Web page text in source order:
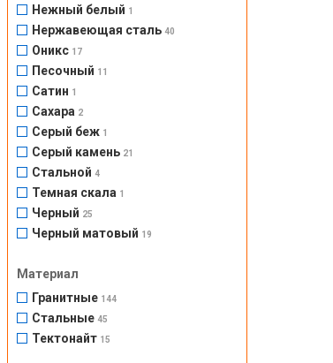
Нежный белый 1
Нержавеющая сталь40
Оникс 17
Песочный 11
Сатин 1
Сахара 2
Серый беж 1
Серый камень 21
Стальной4
Темная скала 1
Черный 25
Черный матовый 19
Материал
Гранитные 144
Стальные45
Тектонайт 15